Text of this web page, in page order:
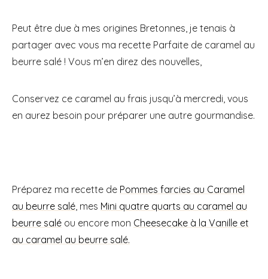
Peut être due à mes origines Bretonnes, je tenais à
partager avec vous ma recette Parfaite de caramel au
beurre salé ! Vous m’en direz des nouvelles,
Conservez ce caramel au frais jusqu’à mercredi, vous
en aurez besoin pour préparer une autre gourmandise.
Préparez ma recette de Pommes farcies au Caramel
au beurre salé , mes Mini quatre quarts au caramel au
beurre salé ou encore mon Cheesecake à la Vanille et
au caramel au beurre salé.